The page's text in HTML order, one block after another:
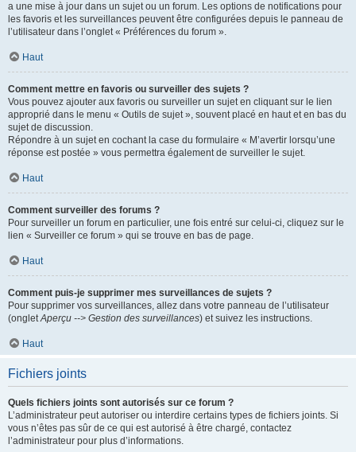
a une mise à jour dans un sujet ou un forum. Les options de notifications pour
les favoris et les surveillances peuvent être configurées depuis le panneau de
l’utilisateur dans l’onglet « Préférences du forum ».
Haut
Comment mettre en favoris ou surveiller des sujets ?
Vous pouvez ajouter aux favoris ou surveiller un sujet en cliquant sur le lien
approprié dans le menu « Outils de sujet », souvent placé en haut et en bas du
sujet de discussion.
Répondre à un sujet en cochant la case du formulaire « M’avertir lorsqu’une
réponse est postée » vous permettra également de surveiller le sujet.
Haut
Comment surveiller des forums ?
Pour surveiller un forum en particulier, une fois entré sur celui-ci, cliquez sur le
lien « Surveiller ce forum » qui se trouve en bas de page.
Haut
Comment puis-je supprimer mes surveillances de sujets ?
Pour supprimer vos surveillances, allez dans votre panneau de l’utilisateur
(ongletAperçu --> Gestion des surveillances) et suivez les instructions.
Haut
Fichiers joints
Quels fichiers joints sont autorisés sur ce forum ?
L’administrateur peut autoriser ou interdire certains types de fichiers joints. Si
vous n’êtes pas sûr de ce qui est autorisé à être chargé, contactez
l’administrateur pour plus d’informations.